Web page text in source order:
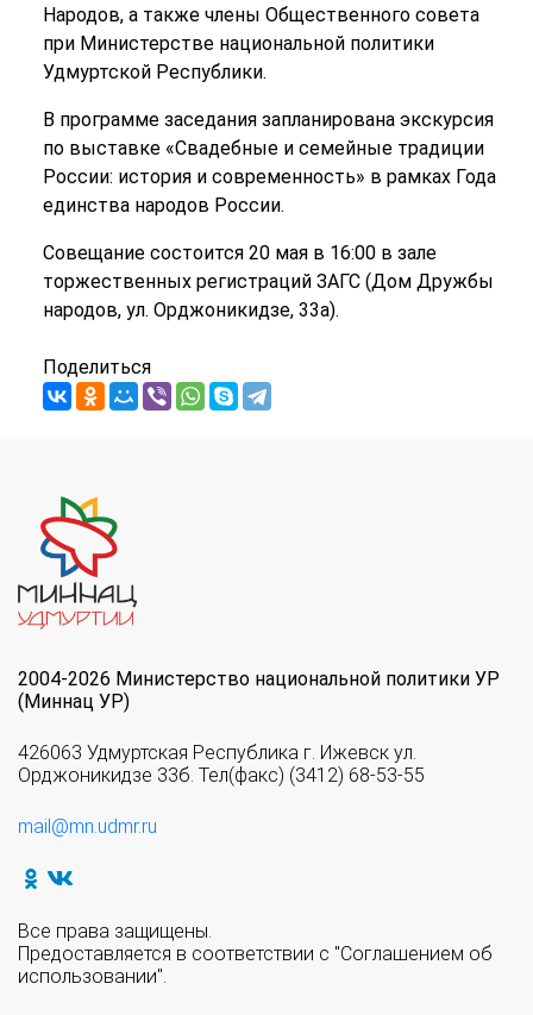
Народов, а также члены Общественного совета
при Министерстве национальной политики
Удмуртской Республики.
В программе заседания запланирована экскурсия
по выставке «Свадебные и семейные традиции
России: история и современность» в рамках Года
единства народов России.
Совещание состоится 20 мая в 16:00 в зале
торжественных регистраций ЗАГС (Дом Дружбы
народов, ул. Орджоникидзе, 33а).
Поделиться
2004-2026 Министерство национальной политики УР
(Миннац УР)
426063 Удмуртская Республика г. Ижевск ул.
Орджоникидзе 33б. Тел(факс) (3412) 68-53-55
mail@mn.udmr.ru
Все права защищены.
Предоставляется в соответствии с "Соглашением об
использовании".